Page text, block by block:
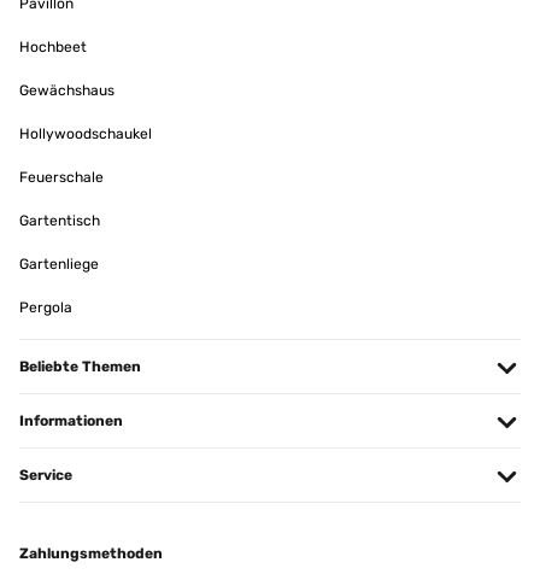
Ein toller Tisch für die Augen und wirkt auch hochwertig und
stabilisieren. Die obere Platte bewegt sich schnell mal eben zur Seite bei
überprüft
pratique, on voit tout de suite qu'elle de très bonne qualité.Avec
nappe quand on reçois des invités tellementle plateau en verre est
fière de ma table tous mes amis me complimentent)elle
corresponds tout à fait et à mes attentes. c'est une très belle table
longtemps.Contente de mon achat en plus j'ai été livré rapidement,
überprüft
Pavillon
Hochbeet
Gewächshaus
Hollywoodschaukel
Feuerschale
Gartentisch
Gartenliege
Pergola
Beliebte Themen
Informationen
Service
Zahlungsmethoden